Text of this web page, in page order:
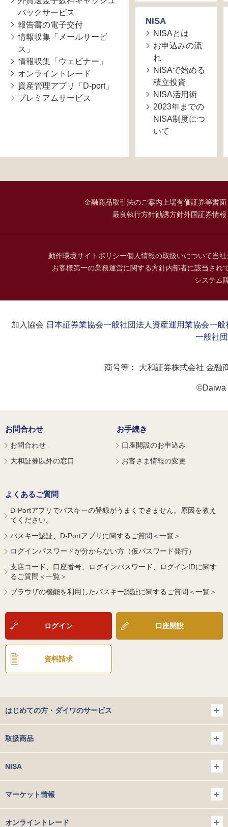
バックサービス
報告書の電子交付
情報収集「メールサービ
ス」
情報収集「ウェビナー」
オンライントレード
資産管理アプリ「D-port」
プレミアムサービス
NISA
NISAとは
お申込みの流
れ
NISAで始める
積立投資
NISA活用術
2023年までの
NISA制度につ
いて
金融商品取引法のご案内 上場有価証券等書
最良執行方針勧誘方針外国証券情
動作環境サイトポリシー個人情報の取扱いについて当
お客様第一の業務運営に関する方針内部者に該当され
システム
加入協会：日本証券業協会一般社団法人資産運用業協会一般
一般社
商号等： 大和証券株式会社 金融
©Daiwa
お問合わせ
お問合わせ
大和証券以外の窓口
お手続き
口座開設のお申込み
お客さま情報の変更
よくあるご質問
D-Portアプリでパスキーの登録がうまくできません。原因を教え
てください。
パスキー認証、D-Portアプリに関するご質問＜一覧＞
ログインパスワードが分からない方（仮パスワード発行）
支店コード、口座番号、ログインパスワード、ログインIDに関す
るご質問＜一覧＞
ブラウザの機能を利用したパスキー認証に関するご質問＜一覧＞
ログイン 口座開設
資料請求
はじめての方・ダイワのサービス
取扱商品
NISA
マーケット情報
オンライントレード